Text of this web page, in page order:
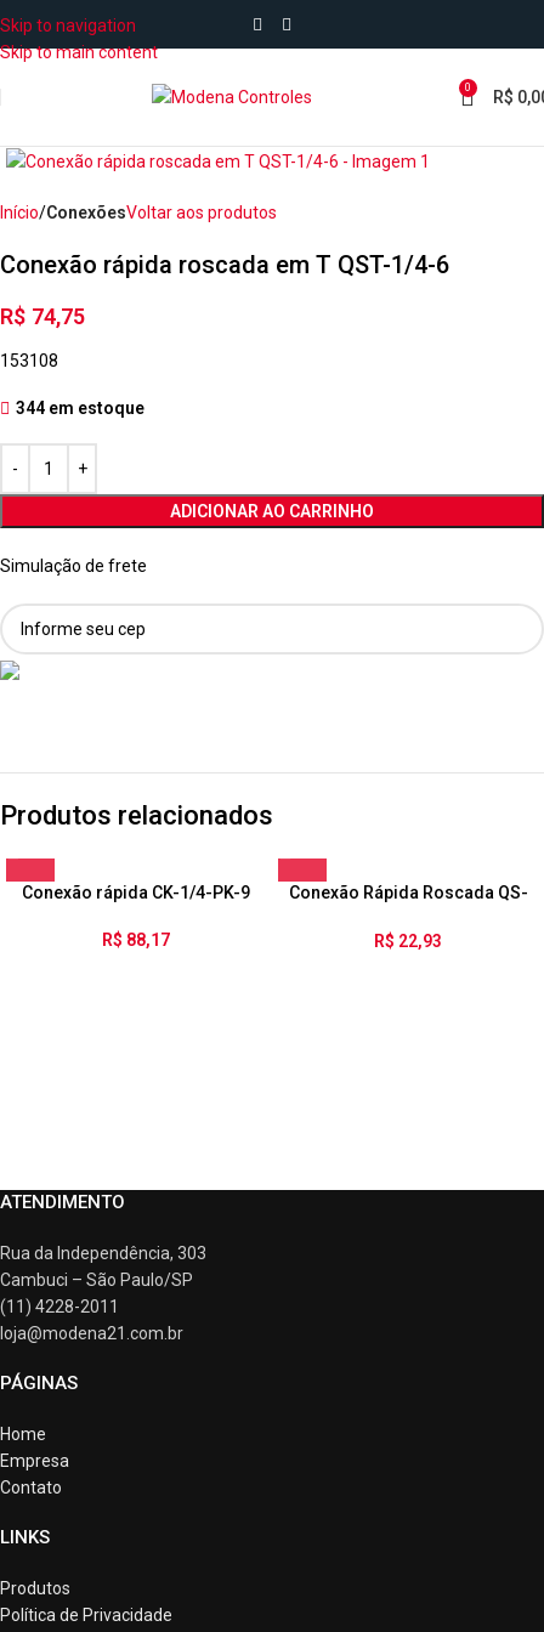
Skip to navigation
Skip to main content
0 R$
Início ConexõesVoltar aos produtos
Conexão rápida roscada em T QST-1/4-6
R$ 74,75
153108
344 em estoque
ADICIONAR AO CARRINHO
Simulação de frete
Produtos relacionados
Conexão rápida CK-1/4-PK-9
R$ 88,17
Conexão Rápida Roscada QS-
R$ 22,93
ATENDIMENTO
Rua da Independência, 303
Cambuci – São Paulo/SP
(11) 4228-2011
loja@modena21.com.br
PÁGINAS
Home
Empresa
Contato
LINKS
Produtos
Política de Privacidade